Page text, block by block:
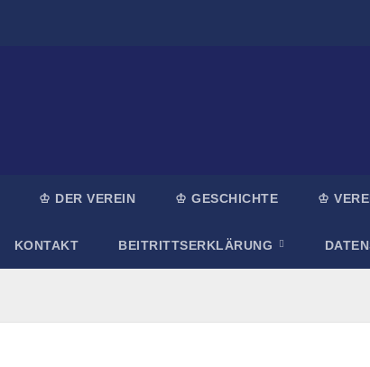
♔ DER VEREIN ♔ GESCHICHTE ♔
KONTAKT BEITRITTSERKLÄRUNG